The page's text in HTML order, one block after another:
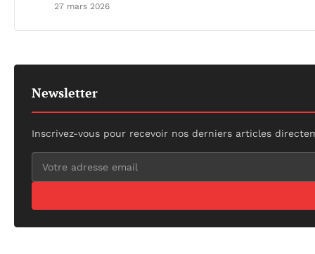
27 mars 2026
Newsletter
Inscrivez-vous pour recevoir nos derniers articles